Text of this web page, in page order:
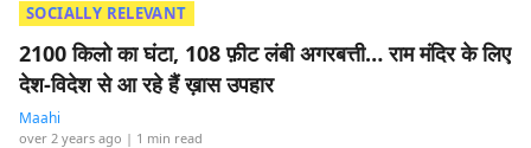
SOCIALLY RELEVANT
2100 किलो का घंटा, 108 फ़ीट लंबी अगरबत्ती… राम मंदिर के लिए
देश-विदेश से आ रहे हैं ख़ास उपहार
Maahi
over 2 years ago | 1 min read